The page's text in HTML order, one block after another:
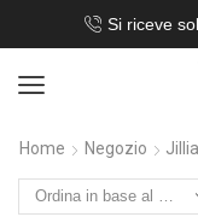
Si riceve
Home Negozio